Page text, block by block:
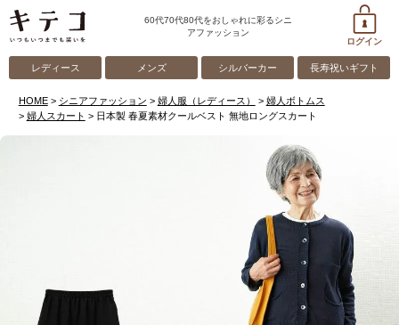
60代70代80代をおしゃれに彩るシニ
アファッション
ログイン
レディース メンズ シルバーカー 長寿祝いギフト
HOME シニアファッション 婦人服（レディース）
婦人ボトムス
婦人スカート
日本製 春夏素材クールベスト 無地ロングスカート